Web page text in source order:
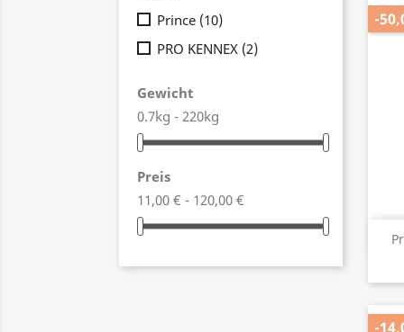
Prince (10)
PRO KENNEX (2)
Gewicht
0.7kg - 220kg
Preis
11,00 € - 120,00 €
-
-